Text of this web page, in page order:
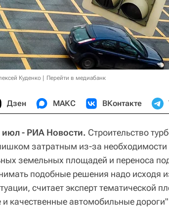
Куденко Перейти в медиабанк
Дзен МАКС ВКонтакте
- РИА Новости. Строительство
затратным из-за
земельных площадей и переноса
подобные решения надо исходя
считает эксперт тематической
качественные автомобильные